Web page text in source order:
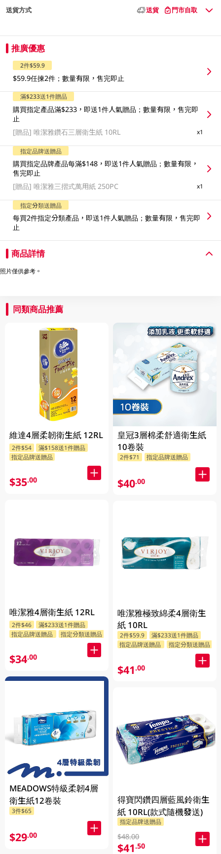
送貨方式 送貨 門市自取
推廣優惠
2件$59.9
$59.9任揀2件；數量有限，售完即止
滿$233送1件贈品
購買指定產品滿$233，即送1件人氣贈品；數量有限，售完即
止
[贈品]唯潔雅鑽石三層衛生紙 10RL x1
指定品牌送贈品
購買指定品牌產品每滿$148，即送1件人氣贈品；數量有限，
售完即止
[贈品]唯潔雅三摺式萬用紙 250PC x1
指定分類送贈品
每買2件指定分類產品，即送1件人氣贈品；數量有限，售完即
止
商品詳情
照片僅供參考。
同類商品推薦
維達4層柔韌衛生紙 12RL
2件$54
滿$158送1件贈品
指定品牌送贈品
$35.00
唯潔雅4層衛生紙 12RL
2件$46
滿$233送1件贈品
指定品牌送贈品
指定分類送贈品
$34.00
MEADOWS特級柔韌4層
衛生紙12卷裝
3件$65
$29.00
皇冠3層棉柔舒適衛生紙
10卷裝
2件$71 指定品牌送贈品
$40.00
唯潔雅極致綿柔4層衛生
紙 10RL
2件$59.9
滿$233送1件贈品
指定品牌送贈品
指定分類送贈品
$41.00
得寶閃鑽四層藍風鈴衛生
紙 10RL(款式隨機發送)
指定品牌送贈品
$48.00
$41.50